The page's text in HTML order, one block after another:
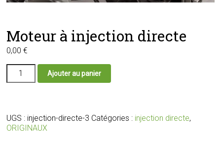
Moteur à injection directe
0,00€
quantité
directe
Ajouter au panier
UGS : injection-directe-3 Catégories : injection directe,
ORIGINAUX